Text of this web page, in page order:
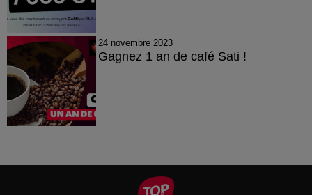
24 novembre 2023
Gagnez 1 an de café Sati !